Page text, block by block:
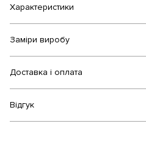
Характеристики
Заміри виробу
Доставка і оплата
Відгук